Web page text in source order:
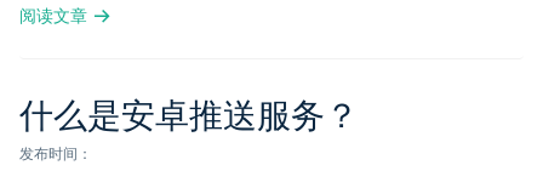
阅读文章
什么是安卓推送服务？
发布时间：